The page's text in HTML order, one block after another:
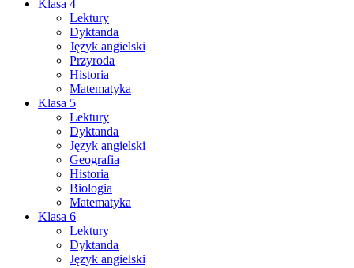
Klasa 4
Lektury
Dyktanda
Język angielski
Przyroda
Historia
Matematyka
Klasa 5
Lektury
Dyktanda
Język angielski
Geografia
Historia
Biologia
Matematyka
Klasa 6
Lektury
Dyktanda
Język angielski